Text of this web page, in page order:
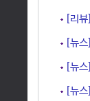
[리
[뉴
[뉴
[뉴